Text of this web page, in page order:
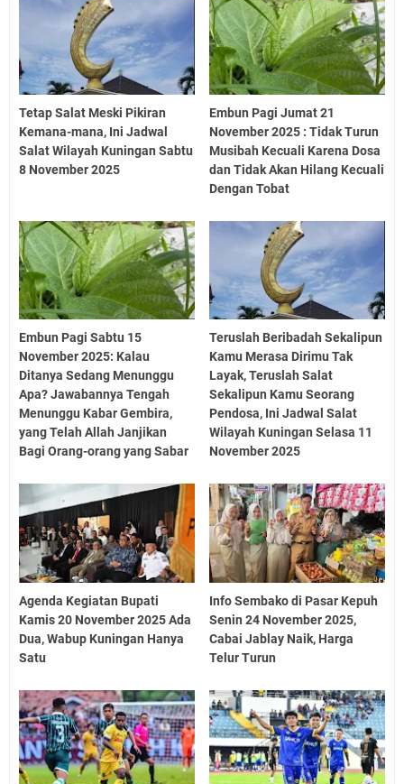
Tetap Salat Meski Pikiran
Kemana-mana, Ini Jadwal
Salat Wilayah Kuningan Sabtu
8 November 2025
Embun Pagi Jumat 21
November 2025 : Tidak Turun
Musibah Kecuali Karena Dosa
dan Tidak Akan Hilang Kecuali
Dengan Tobat
Embun Pagi Sabtu 15
November 2025: Kalau
Ditanya Sedang Menunggu
Apa? Jawabannya Tengah
Menunggu Kabar Gembira,
yang Telah Allah Janjikan
Bagi Orang-orang yang Sabar
Teruslah Beribadah Sekalipun
Kamu Merasa Dirimu Tak
Layak, Teruslah Salat
Sekalipun Kamu Seorang
Pendosa, Ini Jadwal Salat
Wilayah Kuningan Selasa 11
November 2025
Agenda Kegiatan Bupati
Kamis 20 November 2025 Ada
Dua, Wabup Kuningan Hanya
Satu
Info Sembako di Pasar Kepuh
Senin 24 November 2025,
Cabai Jablay Naik, Harga
Telur Turun